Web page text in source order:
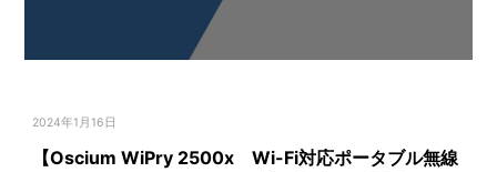
2024年1月16日
【Oscium WiPry 2500x Wi-Fi対応ポータブル無線